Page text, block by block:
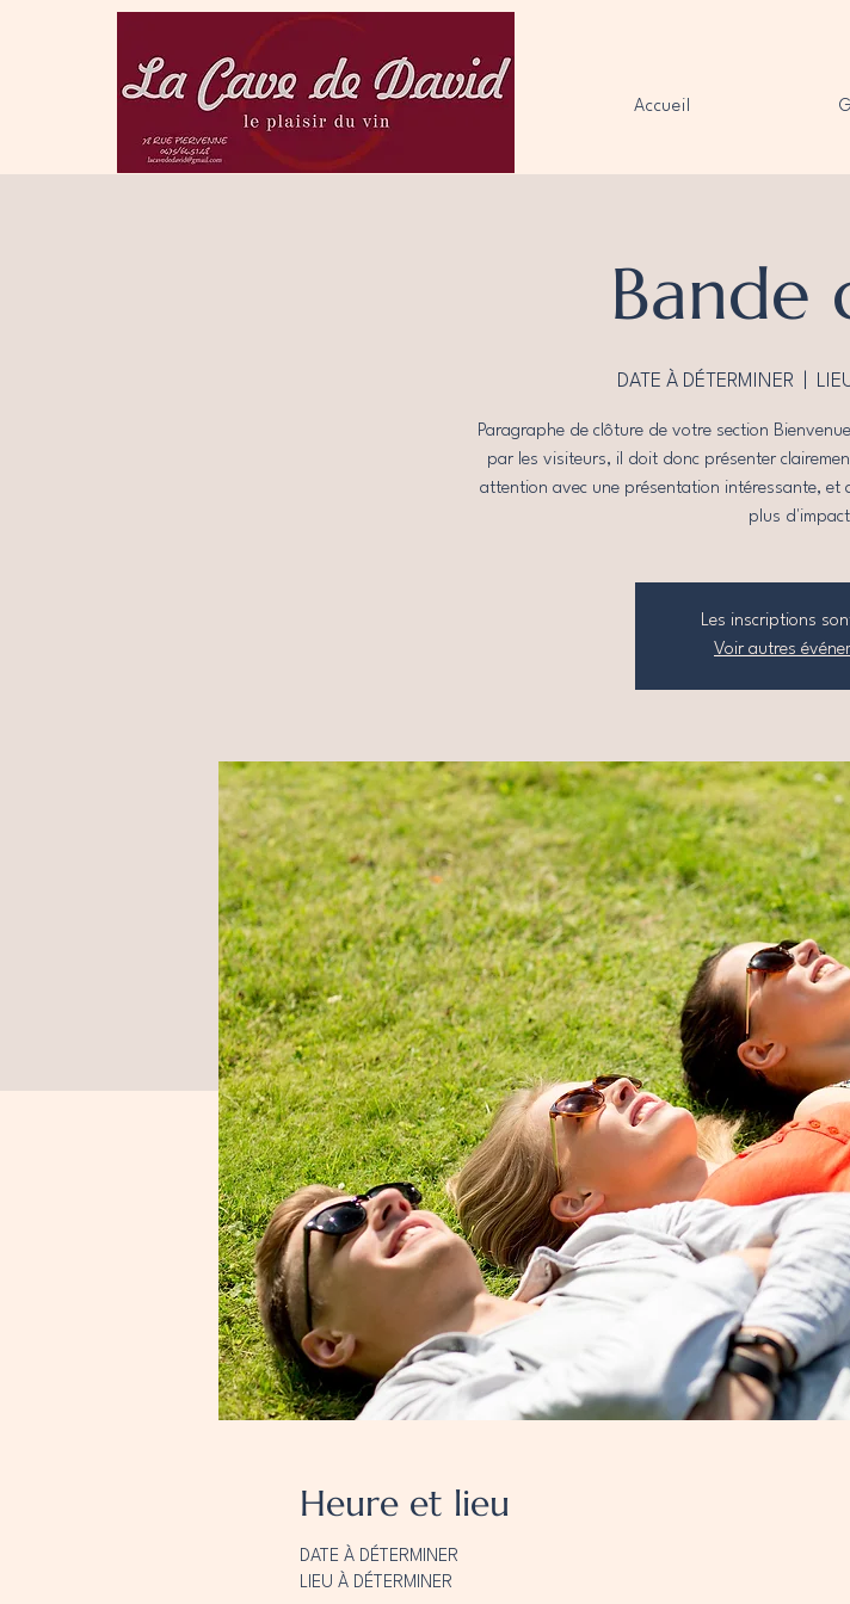
Accueil
Bande
DATE À DÉTERMINER
Paragraphe de clôture de votre section
par les visiteurs, il doit donc présenter
attention avec une présentation intéressante, et
plus
Les inscriptions
Voir autres
Heure et lieu
DATE À DÉTERMINER
LIEU À DÉTERMINER